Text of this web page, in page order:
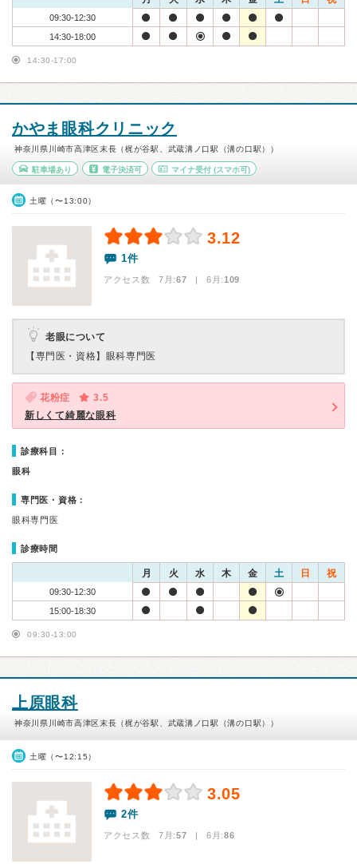
09:30-12:30
14:30-18:00
14:30-17:00
かやま眼科クリニック
神奈川県川崎市高津区末長（梶が谷駅、武蔵溝ノ口駅（溝の口駅））
駐車場あり 電子決済可 マイナ受付 (スマホ可)
土曜（〜13:00）
3.12
1件
アクセス数 7月:67 | 6月:109
老眼について
【専門医・資格】 眼科専門医
花粉症
3.5
新しくて綺麗な眼科
診療科目：
眼科
専門医・資格：
眼科専門医
診療時間
月 火 水 木 金 土 日 祝
09:30-12:30
15:00-18:30
09:30-13:00
上原眼科
神奈川県川崎市高津区末長（梶が谷駅、武蔵溝ノ口駅（溝の口駅））
土曜（〜12:15）
3.05
2件
アクセス数 7月:57 | 6月:86